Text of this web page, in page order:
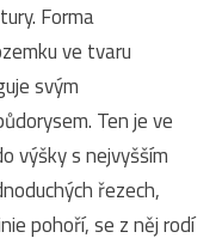
Forma
ve tvaru
svým
Ten je ve
výšky s nejvyšším
řezech,
pohoří, se z něj rodí